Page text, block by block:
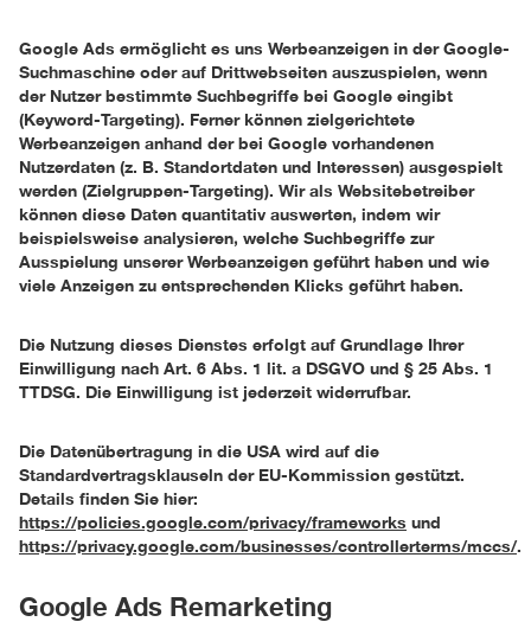
Google Ads ermöglicht es uns Werbeanzeigen in der Google-
Suchmaschine oder auf Drittwebseiten auszuspielen, wenn
der Nutzer bestimmte Suchbegriffe bei Google eingibt
(Keyword-Targeting). Ferner können zielgerichtete
Werbeanzeigen anhand der bei Google vorhandenen
Nutzerdaten (z. B. Standortdaten und Interessen) ausgespielt
werden (Zielgruppen-Targeting). Wir als Websitebetreiber
können diese Daten quantitativ auswerten, indem wir
beispielsweise analysieren, welche Suchbegriffe zur
Ausspielung unserer Werbeanzeigen geführt haben und wie
viele Anzeigen zu entsprechenden Klicks geführt haben.
Die Nutzung dieses Dienstes erfolgt auf Grundlage Ihrer
Einwilligung nach Art. 6 Abs. 1 lit. a DSGVO und § 25 Abs. 1
TTDSG. Die Einwilligung ist jederzeit widerrufbar.
Die Datenübertragung in die USA wird auf die
Standardvertragsklauseln der EU-Kommission gestützt.
Details finden Sie hier:
https://policies.google.com/privacy/frameworks und
https://privacy.google.com/businesses/controllerterms/mccs/.
Google Ads Remarketing